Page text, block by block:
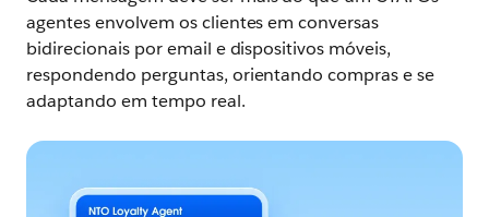
agentes envolvem os clientes em conversas
bidirecionais por email e dispositivos móveis,
respondendo perguntas, orientando compras e se
adaptando em tempo real.